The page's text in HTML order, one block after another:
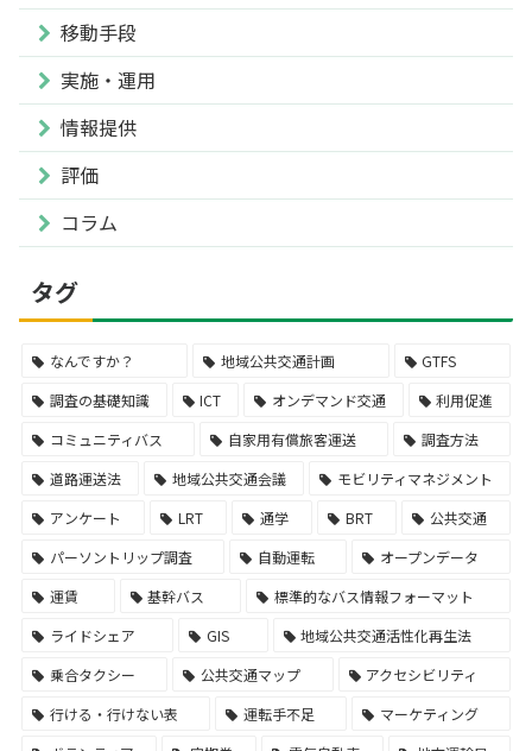
移動手段
実施・運用
情報提供
評価
コラム
タグ
なんですか？ 地域公共交通計画
GTFS
調査の基礎知識
ICT オンデマンド交通
利用促進
コミュニティバス
自家用有償旅客運送
調査方法
道路運送法
地域公共交通会議
モビリティマネジメント
アンケート
LRT 通学 BRT
公共交通
パーソントリップ調査
自動運転
オープンデータ
運賃
基幹バス
標準的なバス情報フォーマット
ライドシェア
GIS
地域公共交通活性化再生法
乗合タクシー
公共交通マップ
アクセシビリティ
行ける・行けない表
運転手不足
マーケティング